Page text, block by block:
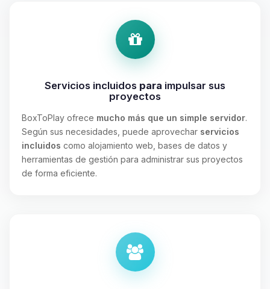
Servicios incluidos para impulsar sus
proyectos
BoxToPlay ofrece mucho más que un simple servidor.
Según sus necesidades, puede aprovechar servicios
incluidos como alojamiento web, bases de datos y
herramientas de gestión para administrar sus proyectos
de forma eficiente.